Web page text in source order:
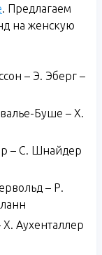
. Предлагаем
на женскую
– Э. Эберг –
Буше – Х.
– С. Шнайдер
– Р.
Аухенталлер